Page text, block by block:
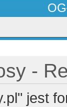
-
jest